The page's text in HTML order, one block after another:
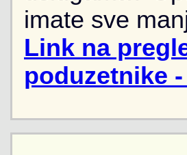
imate sve
Link na
poduzetnike